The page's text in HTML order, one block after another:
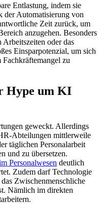
Entlastung, indem sie
der Automatisierung von
Zeit zurück, um
anzugehen. Besonders
Arbeitszeiten oder das
Einsparpotenzial, um sich
zu
Hype um KI
geweckt. Allerdings
Abteilungen mittlerweile
täglichen Personalarbeit
und zu übersetzen.
Personalwesen deutlich
Zudem darf Technologie
Zwischenmenschliche
Nämlich im direkten